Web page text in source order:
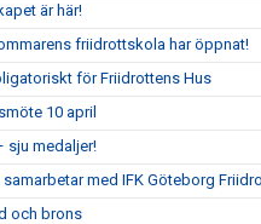
är här!
friidrottskola har öppnat!
för Friidrottens Hus
10 april
sju medaljer!
samarbetar med IFK Göteborg
och brons